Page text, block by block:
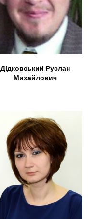
Дідковський Руслан
Михайлович